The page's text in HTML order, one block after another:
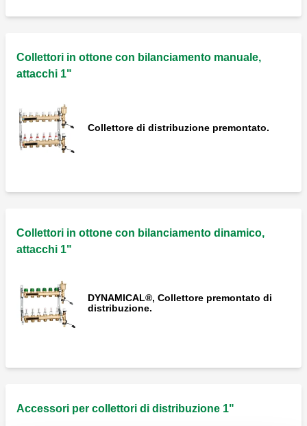
Collettori in ottone con bilanciamento manuale,
attacchi 1"
Collettore di distribuzione premontato.
Collettori in ottone con bilanciamento dinamico,
attacchi 1"
DYNAMICAL®, Collettore premontato di
distribuzione.
Accessori per collettori di distribuzione 1"